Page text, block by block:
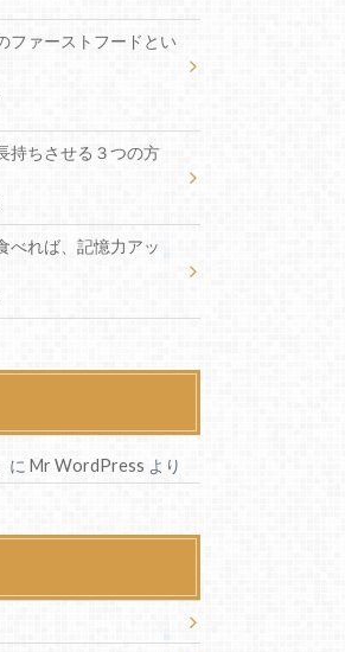
ファーストフードとい
持ちさせる３つの方
べれば、記憶力アッ
にMr WordPress より